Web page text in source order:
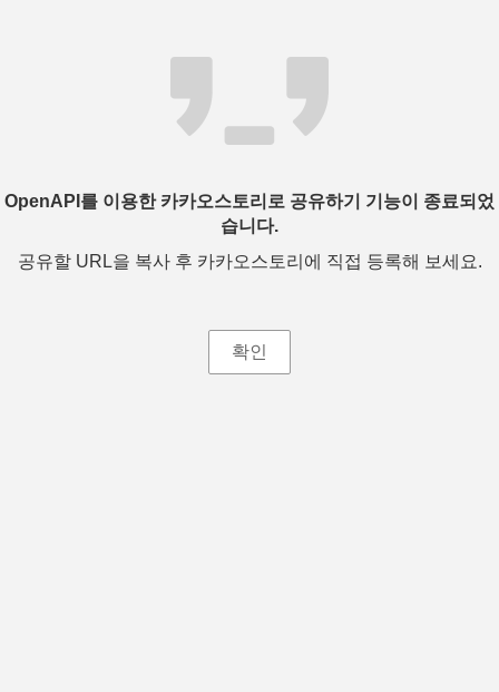
OpenAPI를 이용한 카카오스토리로 공유하기 기능이 종료되었
습니다.
공유할 URL을 복사 후 카카오스토리에 직접 등록해 보세요.
확인